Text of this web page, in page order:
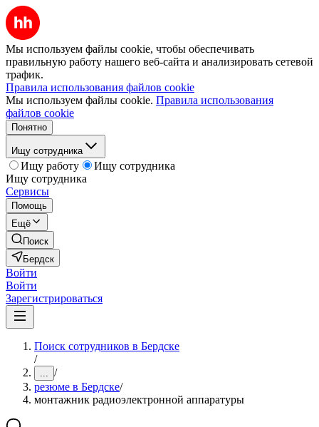
Мы используем файлы cookie, чтобы обеспечивать
правильную работу нашего веб-сайта и анализировать сетевой
трафик.
Правила использования файлов cookie
Мы используем файлы cookie. Правила использования
файлов cookie
Понятно
Ищу сотрудника
Ищу работу
Ищу сотрудника
Ищу сотрудника
Сервисы
Помощь
Ещё
Поиск
Бердск
Войти
Войти
Зарегистрироваться
Поиск сотрудников в Бердске
/
... /
резюме в Бердске/
монтажник радиоэлектронной аппаратуры